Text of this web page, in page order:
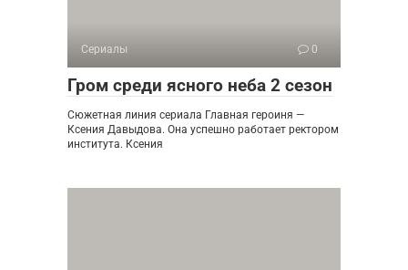
Сериалы 0
Гром среди ясного неба 2 сезон
Сюжетная линия сериала Главная героиня —
Ксения Давыдова. Она успешно работает ректором
института. Ксения